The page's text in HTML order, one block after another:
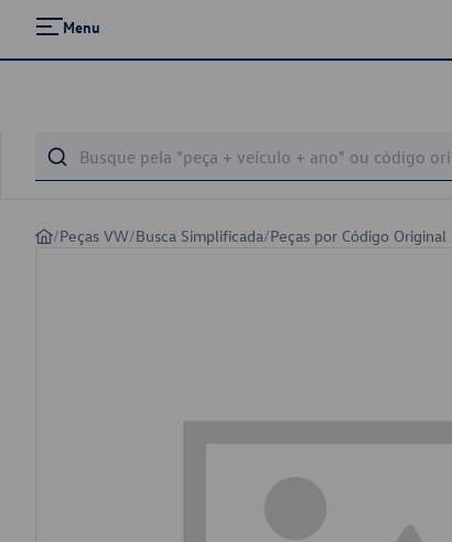
Menu
/Peças VW/Busca Simplificada/Peças por Código Original